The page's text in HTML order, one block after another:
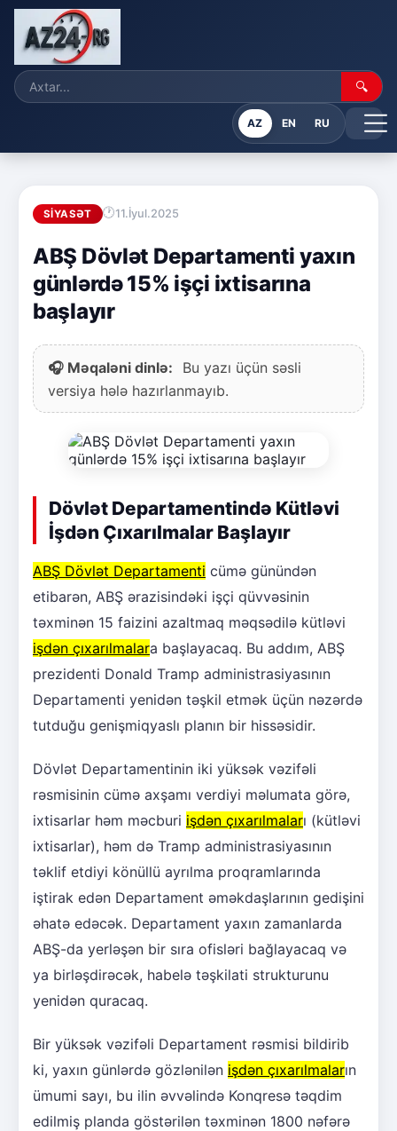
🔍
AZ EN RU
SIYASƏT 11.İyul.2025
ABŞ Dövlət Departamenti yaxın
günlərdə 15% işçi ixtisarına
başlayır
🎧 Məqaləni dinlə:
Bu yazı üçün səsli
versiya hələ hazırlanmayıb.
Dövlət Departamentində Kütləvi
İşdən Çıxarılmalar Başlayır
ABŞ Dövlət Departamenti cümə günündən
etibarən, ABŞ ərazisindəki işçi qüvvəsinin
təxminən 15 faizini azaltmaq məqsədilə kütləvi
işdən çıxarılmalara başlayacaq. Bu addım, ABŞ
prezidenti Donald Tramp administrasiyasının
Departamenti yenidən təşkil etmək üçün nəzərdə
tutduğu genişmiqyaslı planın bir hissəsidir.
Dövlət Departamentinin iki yüksək vəzifəli
rəsmisinin cümə axşamı verdiyi məlumata görə,
ixtisarlar həm məcburi işdən çıxarılmaları (kütləvi
ixtisarlar), həm də Tramp administrasiyasının
təklif etdiyi könüllü ayrılma proqramlarında
iştirak edən Departament əməkdaşlarının gedişini
əhatə edəcək. Departament yaxın zamanlarda
ABŞ-da yerləşən bir sıra ofisləri bağlayacaq və
ya birləşdirəcək, habelə təşkilati strukturunu
yenidən quracaq.
Bir yüksək vəzifəli Departament rəsmisi bildirib
ki, yaxın günlərdə gözlənilən işdən çıxarılmaların
ümumi sayı, bu ilin əvvəlində Konqresə təqdim
edilmiş planda göstərilən təxminən 1800 nəfərə